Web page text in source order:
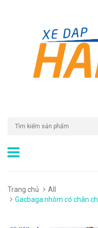
Trang chủ
All
Gacbaga nhôm có chân